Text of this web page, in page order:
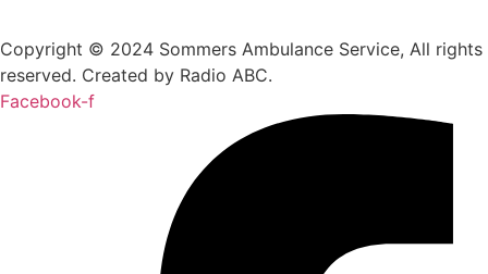
Copyright © 2024 Sommers Ambulance Service, All rights
reserved. Created by Radio ABC.
Facebook-f